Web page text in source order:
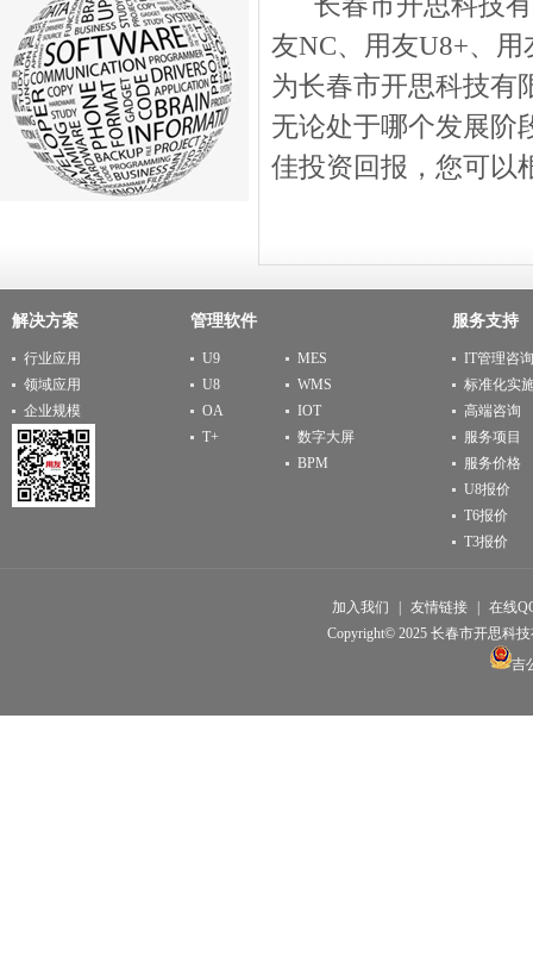
友NC、用友U8+、
为长春市开思科技有
无论处于哪个发展阶
佳投资回报，您可以
解决方案
行业应用
领域应用
企业规模
管理软件
U9
U8
OA
T+
MES
WMS
IOT
数字大屏
BPM
服务支持
IT管理咨询
标准化实
高端咨询
服务项目
服务价格
U8报价
T6报价
T3报价
加入我们 友情链接
在线
Copyright© 2025 长春市开思科
吉